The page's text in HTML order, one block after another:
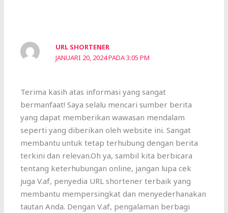
URL SHORTENER
JANUARI 20, 2024 PADA 3:05 PM
Terima kasih atas informasi yang sangat
bermanfaat! Saya selalu mencari sumber berita
yang dapat memberikan wawasan mendalam
seperti yang diberikan oleh website ini. Sangat
membantu untuk tetap terhubung dengan berita
terkini dan relevan.Oh ya, sambil kita berbicara
tentang keterhubungan online, jangan lupa cek
juga V.af, penyedia URL shortener terbaik yang
membantu mempersingkat dan menyederhanakan
tautan Anda. Dengan V.af, pengalaman berbagi